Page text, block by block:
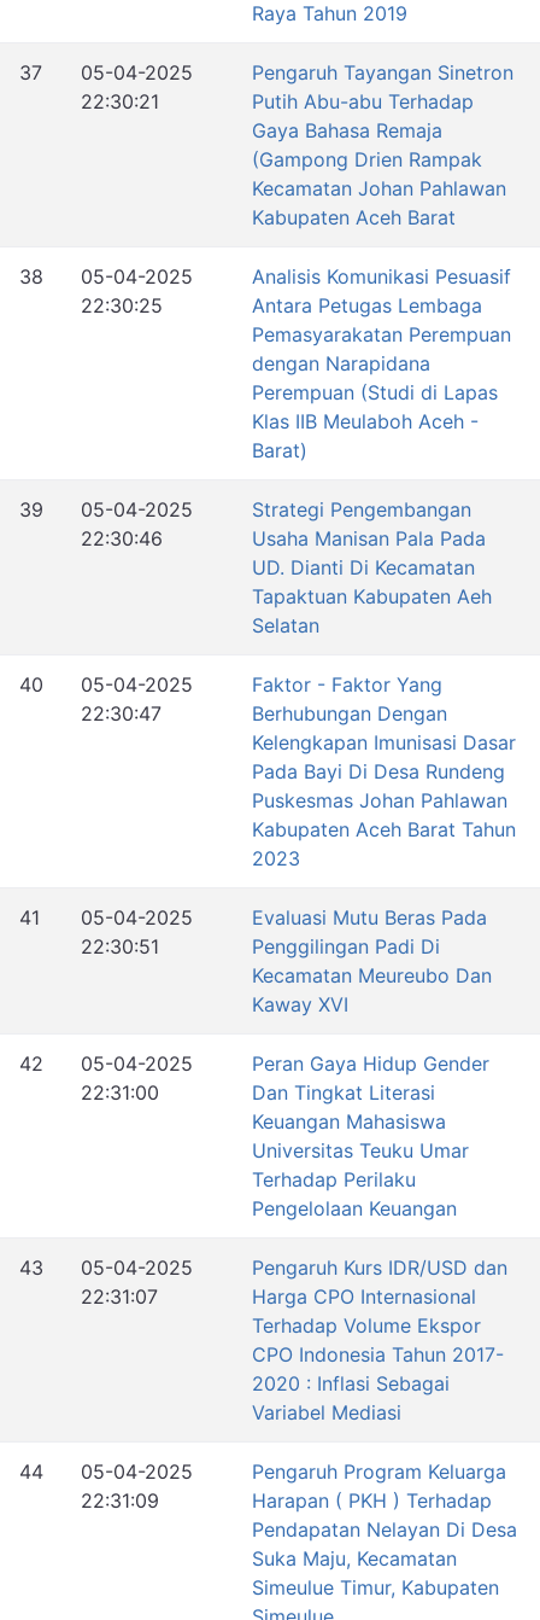
Raya Tahun 2019
37
05-04-2025
22:30:21
Pengaruh Tayangan Sinetron
Putih Abu-abu Terhadap
Gaya Bahasa Remaja
(Gampong Drien Rampak
Kecamatan Johan Pahlawan
Kabupaten Aceh Barat
38
05-04-2025
22:30:25
Analisis Komunikasi Pesuasif
Antara Petugas Lembaga
Pemasyarakatan Perempuan
dengan Narapidana
Perempuan (Studi di Lapas
Klas IIB Meulaboh Aceh -
Barat)
39
05-04-2025
22:30:46
Strategi Pengembangan
Usaha Manisan Pala Pada
UD. Dianti Di Kecamatan
Tapaktuan Kabupaten Aeh
Selatan
40
05-04-2025
22:30:47
Faktor - Faktor Yang
Berhubungan Dengan
Kelengkapan Imunisasi Dasar
Pada Bayi Di Desa Rundeng
Puskesmas Johan Pahlawan
Kabupaten Aceh Barat Tahun
2023
41
05-04-2025
22:30:51
Evaluasi Mutu Beras Pada
Penggilingan Padi Di
Kecamatan Meureubo Dan
Kaway XVI
42
05-04-2025
22:31:00
Peran Gaya Hidup Gender
Dan Tingkat Literasi
Keuangan Mahasiswa
Universitas Teuku Umar
Terhadap Perilaku
Pengelolaan Keuangan
43
05-04-2025
22:31:07
Pengaruh Kurs IDR/USD dan
Harga CPO Internasional
Terhadap Volume Ekspor
CPO Indonesia Tahun 2017-
2020 : Inflasi Sebagai
Variabel Mediasi
44
05-04-2025
22:31:09
Pengaruh Program Keluarga
Harapan ( PKH ) Terhadap
Pendapatan Nelayan Di Desa
Suka Maju, Kecamatan
Simeulue Timur, Kabupaten